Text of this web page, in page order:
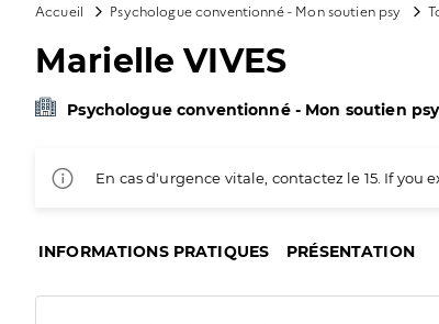
Accueil Psychologue conventionné - Mon soutien psy
Marielle VIVES
Psychologue conventionné - Mon soutien psy
En cas d'urgence vitale, contactez le 15. If
INFORMATIONS PRATIQUES PRÉSENTATION